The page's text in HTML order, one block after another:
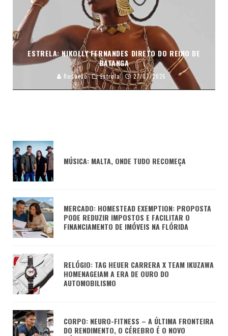
ESTRELA: NIKOLLY FERNANDES DIRETO DO REINO DE
BATANGA
Redação Estrela 27/07/2026
MÚSICA: MALTA, ONDE TUDO RECOMEÇA
MERCADO: HOMESTEAD EXEMPTION: PROPOSTA
PODE REDUZIR IMPOSTOS E FACILITAR O
FINANCIAMENTO DE IMÓVEIS NA FLÓRIDA
RELÓGIO: TAG HEUER CARRERA X TEAM IKUZAWA
HOMENAGEIAM A ERA DE OURO DO
AUTOMOBILISMO
CORPO: NEURO-FITNESS – A ÚLTIMA FRONTEIRA
DO RENDIMENTO, O CÉREBRO É O NOVO